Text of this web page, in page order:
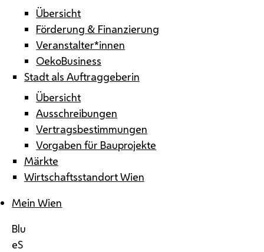
Übersicht
Förderung & Finanzierung
Veranstalter*innen
OekoBusiness
Stadt als Auftraggeberin
Übersicht
Ausschreibungen
Vertragsbestimmungen
Vorgaben für Bauprojekte
Märkte
Wirtschaftsstandort Wien
Mein Wien
Blu
eS